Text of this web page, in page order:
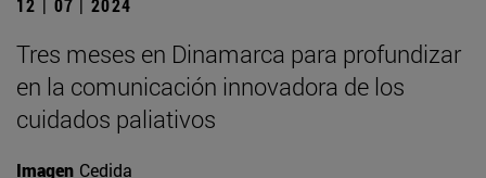
12 | 07 | 2024
Tres meses en Dinamarca para profundizar
en la comunicación innovadora de los
cuidados paliativos
Imagen Cedida